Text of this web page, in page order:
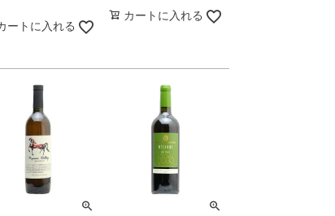
ートに入れる
カートに入れる